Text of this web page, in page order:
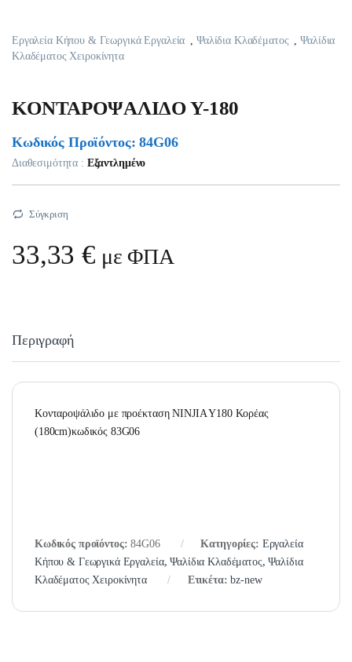
Εργαλεία Κήπου & Γεωργικά Εργαλεία Ψαλίδια Κλαδέματος ,Ψαλίδια
Κλαδέματος Χειροκίνητα
KONTAPOΨAΛIΔO Y-180
Κωδικός Προϊόντος: 84G06
Διαθεσιμότητα : Εξαντλημένο
Σύγκριση
33,33€ με ΦΠΑ
Περιγραφή
Κονταροψάλιδο με προέκταση NINJIA Y180 Κορέας
(180cm)κωδικός 83G06
Κωδικός προϊόντος:84G06 Κατηγορίες: Εργαλεία
Κήπου & Γεωργικά Εργαλεία,Ψαλίδια Κλαδέματος,Ψαλίδια
Κλαδέματος Χειροκίνητα
Ετικέτα:bz-new